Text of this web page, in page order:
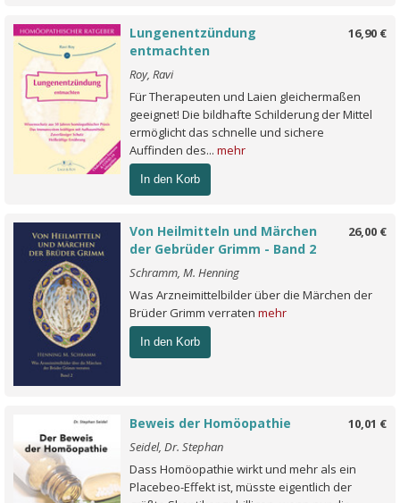
16,90 €
Lungenentzündung
entmachten
Roy, Ravi
Für Therapeuten und Laien gleichermaßen
geeignet! Die bildhafte Schilderung der Mittel
ermöglicht das schnelle und sichere
Auffinden des... mehr
In den Korb
26,00 €
Von Heilmitteln und Märchen
der Gebrüder Grimm - Band 2
Schramm, M. Henning
Was Arzneimittelbilder über die Märchen der
Brüder Grimm verraten mehr
In den Korb
10,01 €
Beweis der Homöopathie
Seidel, Dr. Stephan
Dass Homöopathie wirkt und mehr als ein
Placebeo-Effekt ist, müsste eigentlich der